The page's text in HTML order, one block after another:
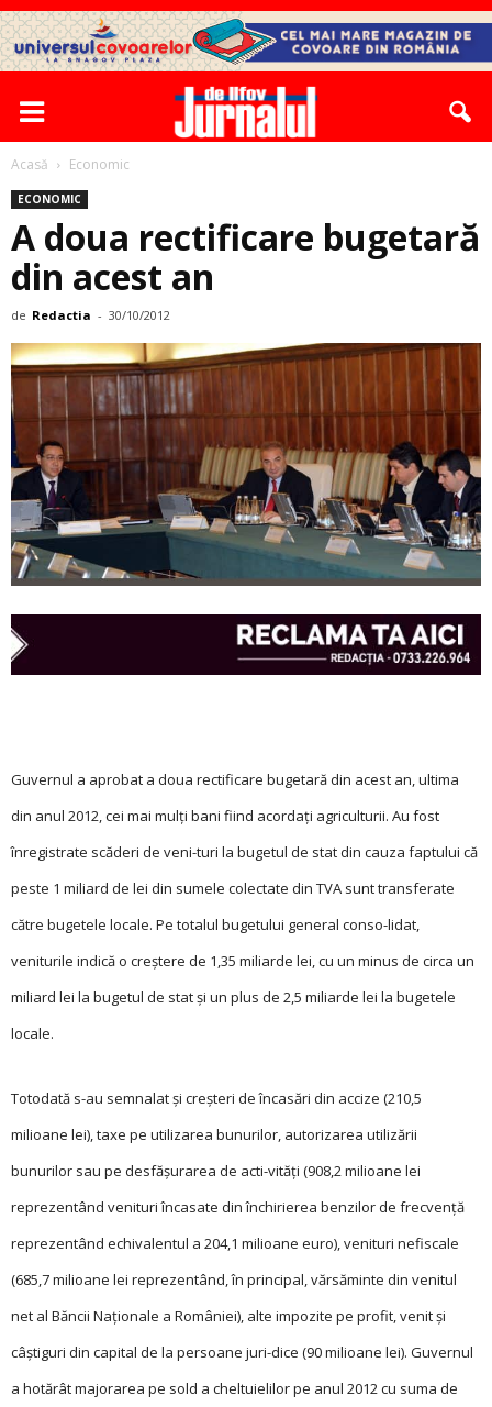
Acasă Economic
ECONOMIC
A doua rectificare ­bugetară
din acest an
de Redactia - 30/10/2012
Guvernul a aprobat a doua rectificare bugetară din acest an, ultima
din anul 2012, cei mai mulţi bani fiind acordaţi agriculturii. Au fost
înregistrate scăderi de veni-turi la bugetul de stat din cauza faptului că
peste 1 miliard de lei din sumele colectate din TVA sunt transferate
către bugetele locale. Pe totalul bugetului general conso-lidat,
veniturile indică o creştere de 1,35 miliarde lei, cu un minus de circa un
miliard lei la bugetul de stat şi un plus de 2,5 miliarde lei la bugetele
locale.
Totodată s-au semnalat și creşteri de încasări din accize (210,5
milioane lei), taxe pe utilizarea bunurilor, autorizarea utilizării
bunurilor sau pe desfăşurarea de acti-vităţi (908,2 milioane lei
reprezentând venituri încasate din închirierea benzilor de frecvenţă
reprezentând echivalentul a 204,1 milioane euro), venituri nefiscale
(685,7 milioane lei reprezentând, în principal, vărsăminte din venitul
net al Băncii Naţionale a României), alte impozite pe profit, venit şi
câştiguri din capital de la persoane juri-dice (90 milioane lei). Guvernul
a hotărât majorarea pe sold a cheltuielilor pe anul 2012 cu suma de